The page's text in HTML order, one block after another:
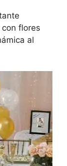
flores
al